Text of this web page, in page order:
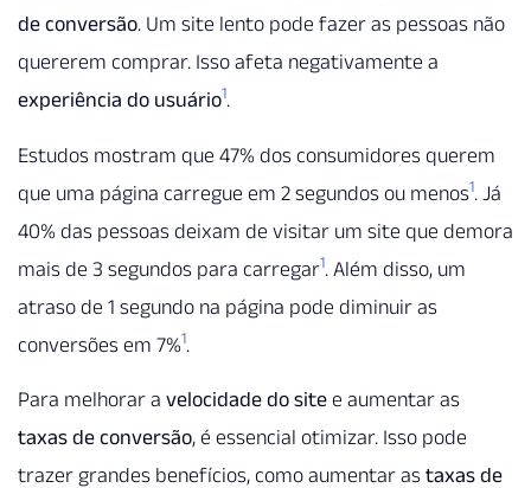
de conversão. Um site lento pode fazer as pessoas não
quererem comprar. Isso afeta negativamente a
experiência do usuário1.
Estudos mostram que 47% dos consumidores querem
que uma página carregue em 2 segundos ou menos1. Já
40% das pessoas deixam de visitar um site que demora
mais de 3 segundos para carregar1. Além disso, um
atraso de 1 segundo na página pode diminuir as
conversões em 7%1.
Para melhorar a velocidade do site e aumentar as
taxas de conversão, é essencial otimizar. Isso pode
trazer grandes benefícios, como aumentar as taxas de